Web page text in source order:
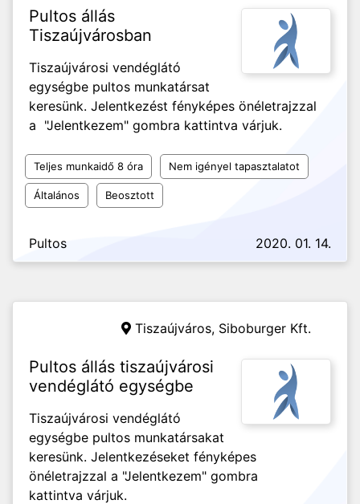
Pultos állás
Tiszaújvárosban
Tiszaújvárosi vendéglátó
egységbe pultos munkatársat
keresünk. Jelentkezést fényképes önéletrajzzal
a "Jelentkezem" gombra kattintva várjuk.
Teljes munkaidő 8 óra Nem igényel tapasztalatot
Általános Beosztott
Pultos 2020. 01. 14.
Tiszaújváros, Siboburger Kft.
Pultos állás tiszaújvárosi
vendéglátó egységbe
Tiszaújvárosi vendéglátó
egységbe pultos munkatársakat
keresünk. Jelentkezéseket fényképes
önéletrajzzal a "Jelentkezem" gombra
kattintva várjuk.